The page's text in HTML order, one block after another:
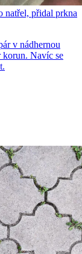
natřel, přidal prkna
v nádhernou
Navíc se